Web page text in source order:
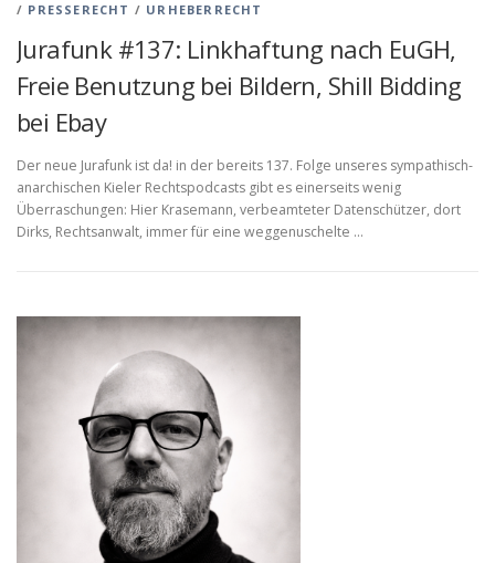
/ PRESSERECHT / URHEBERRECHT
Jurafunk #137: Linkhaftung nach EuGH,
Freie Benutzung bei Bildern, Shill Bidding
bei Ebay
Der neue Jurafunk ist da! in der bereits 137. Folge unseres sympathisch-
anarchischen Kieler Rechtspodcasts gibt es einerseits wenig
Überraschungen: Hier Krasemann, verbeamteter Datenschützer, dort
Dirks, Rechtsanwalt, immer für eine weggenuschelte …